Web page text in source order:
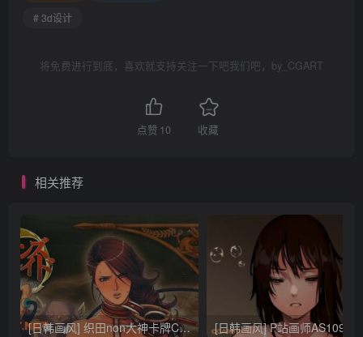
# 3d设计
将免费进行到底，喜欢就支持关注一下吧我们吧，by_CGART
点赞 10 收藏
相关推荐
[日韩画风] 织田non大神卡牌CG插画设计画集256P 161M_CG原画资源